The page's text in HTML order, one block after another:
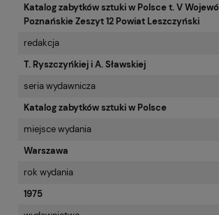
Katalog zabytków sztuki w Polsce t. V
Poznańskie Zeszyt 12 Powiat Leszczyński
redakcja
T. Ryszczyńkiej i A. Sławskiej
seria wydawnicza
Katalog zabytków sztuki w Polsce
miejsce wydania
Warszawa
rok wydania
1975